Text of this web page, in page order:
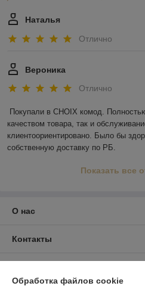
Наталья
Отлично
Вероника
Отлично
Покупали в CHOIX комод.
качеством товара, так и
клиентоориентировано. Было бы
собственную доставку по РБ.
Показать все
О нас
Контакты
Обработка файлов cookie